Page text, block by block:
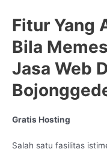
Fitur Yang
Bila
Jasa Web
Gratis Hosting
Salah satu fasilitas